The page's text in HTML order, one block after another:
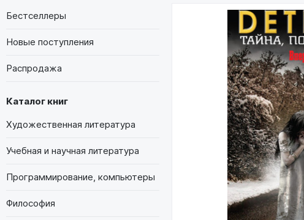
Бестселлеры
Новые поступления
Распродажа
Каталог книг
Художественная литература
Учебная и научная литература
Программирование, компьютеры
Философия